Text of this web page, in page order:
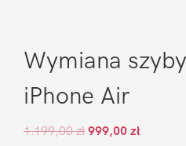
Wymiana
iPhone Air
1.199,00zł 999,00 zł